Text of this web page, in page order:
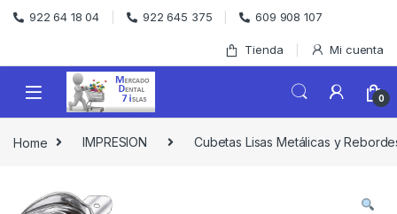
Skip to navigation
Skip to content
922 64 18 04 922 645 375 609 908 107
Tienda Mi cuenta
0
Home IMPRESION Cubetas Lisas Metálicas y